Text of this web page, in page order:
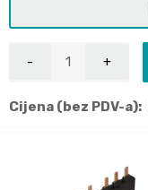
Cijena (bez PDV-a):